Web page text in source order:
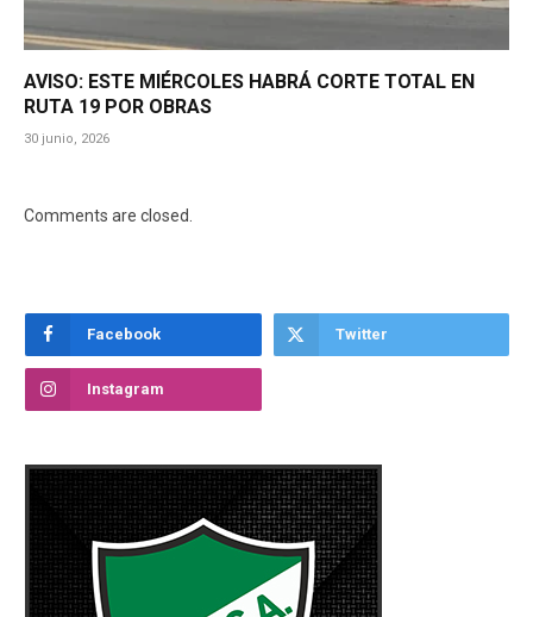
AVISO: ESTE MIÉRCOLES HABRÁ CORTE TOTAL EN
RUTA 19 POR OBRAS
30 junio, 2026
Comments are closed.
Facebook Twitter
Instagram